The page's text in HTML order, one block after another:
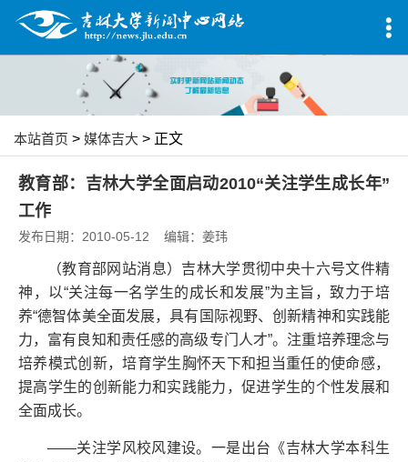
本站首页 > 媒体吉大 > 正文
教育部：吉林大学全面启动2010“关注学生成长年”
工作
发布日期：2010-05-12 编辑：姜玮
（教育部网站消息）吉林大学贯彻中央十六号文件精
神，以“关注每一名学生的成长和发展”为主旨，致力于培
养“德智体美全面发展，具有国际视野、创新精神和实践能
力，富有良知和责任感的高级专门人才”。注重培养理念与
培养模式创新，培育学生胸怀天下和担当重任的使命感，
提高学生的创新能力和实践能力，促进学生的个性发展和
全面成长。
——关注学风校风建设。一是出台《吉林大学本科生